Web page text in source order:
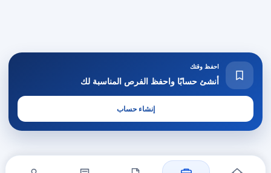
احفظ وقتك
أنشئ حسابًا واحفظ الفرص المناسبة لك
إنشاء حساب